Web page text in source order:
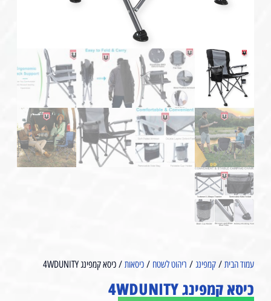
עמוד הבית/ קמפינג/ ריהוט לשטח / כיסאות/ כיסא קמפינג 4WDUNITY
כיסא קמפינג 4WDUNITY